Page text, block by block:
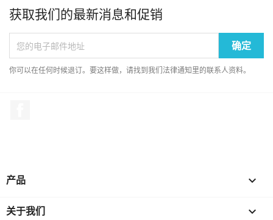
获取我们的最新消息和促销
你可以在任何时候退订。要这样做，请找到我们法律通知里的联系人资料。
产品 
关于我们 